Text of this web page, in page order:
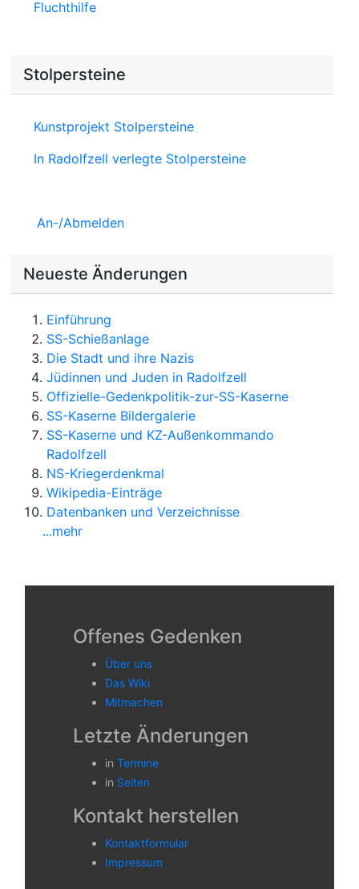
Fluchthilfe
Stolpersteine
Kunstprojekt Stolpersteine
In Radolfzell verlegte Stolpersteine
An-/Abmelden
Neueste Änderungen
Einführung
SS-Schießanlage
Die Stadt und ihre Nazis
Jüdinnen und Juden in Radolfzell
Offizielle-Gedenkpolitik-zur-SS-Kaserne
SS-Kaserne Bildergalerie
SS-Kaserne und KZ-Außenkommando
Radolfzell
NS-Kriegerdenkmal
Wikipedia-Einträge
Datenbanken und Verzeichnisse
...mehr
Offenes Gedenken
Über uns
Das Wiki
Mitmachen
Letzte Änderungen
in Termine
in Seiten
Kontakt herstellen
Kontaktformular
Impressum